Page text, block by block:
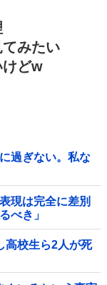
みたい
けどw
過ぎない。私な
現は完全に差別
べき」
高校生ら2人が死